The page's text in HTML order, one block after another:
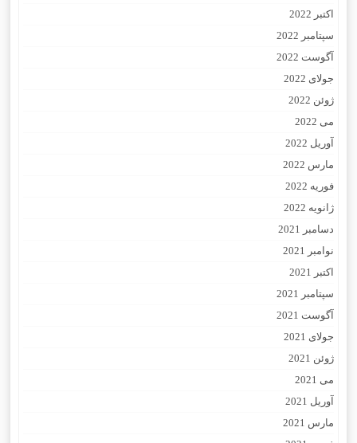
اکتبر 2022
سپتامبر 2022
آگوست 2022
جولای 2022
ژوئن 2022
می 2022
آوریل 2022
مارس 2022
فوریه 2022
ژانویه 2022
دسامبر 2021
نوامبر 2021
اکتبر 2021
سپتامبر 2021
آگوست 2021
جولای 2021
ژوئن 2021
می 2021
آوریل 2021
مارس 2021